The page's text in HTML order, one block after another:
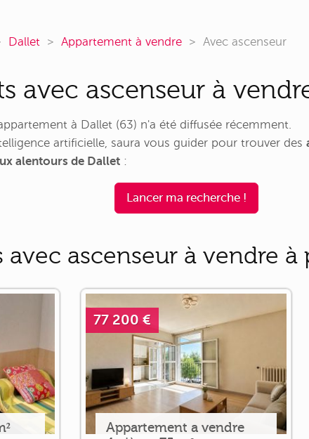
Dallet Appartement à vendre Avec ascenseur
avec ascenseur à
à Dallet (63) n'a été diffusée récemment.
artificielle, saura vous guider pour trouver des
alentours de Dallet :
Lancer ma recherche !
ascenseur à vendre
77 200 €
Appartement a vendre